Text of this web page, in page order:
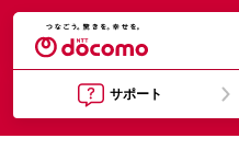
サポート